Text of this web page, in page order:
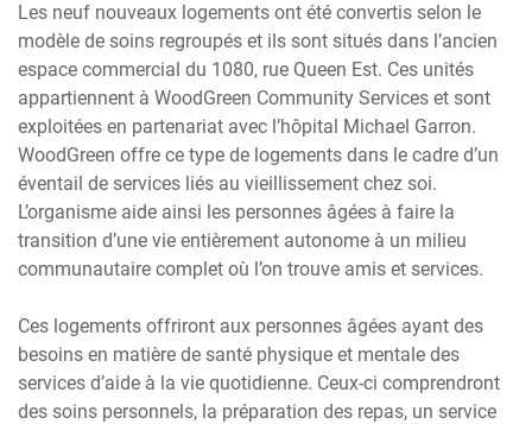
Les neuf nouveaux logements ont été convertis selon le
modèle de soins regroupés et ils sont situés dans l’ancien
espace commercial du 1080, rue Queen Est. Ces unités
appartiennent à WoodGreen Community Services et sont
exploitées en partenariat avec l’hôpital Michael Garron.
WoodGreen offre ce type de logements dans le cadre d’un
éventail de services liés au vieillissement chez soi.
L’organisme aide ainsi les personnes âgées à faire la
transition d’une vie entièrement autonome à un milieu
communautaire complet où l’on trouve amis et services.
Ces logements offriront aux personnes âgées ayant des
besoins en matière de santé physique et mentale des
services d’aide à la vie quotidienne. Ceux-ci comprendront
des soins personnels, la préparation des repas, un service